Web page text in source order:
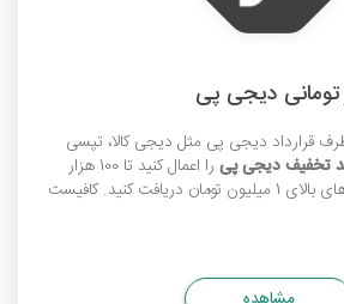
قرارداد دیجی پی مثل دیجی کالا، تپسی
تخفیف دیجی پی
را اعمال کنید تا 100 هزار
تومان تخفیف برای خریدهای بالای 1 میلیون تومان دریافت کنید. کافیست